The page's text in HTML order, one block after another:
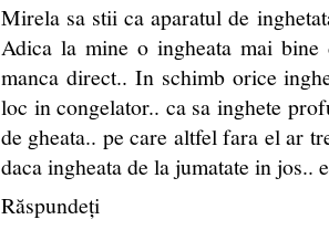
Mirela sa stii ca aparatul de
Adica la mine o ingheata mai
manca direct.. In schimb orice
loc in congelator.. ca sa inghete
de gheata.. pe care altfel fara el ar
daca ingheata de la jumatate in
Răspundeți